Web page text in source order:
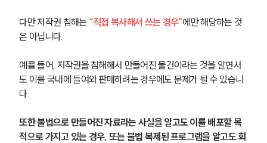
다만 저작권 침해는 “직접 복사해서 쓰는 경우”에만 해당하는 것
은 아닙니다.
예를 들어, 저작권을 침해해서 만들어진 물건이라는 것을 알면서
도 이를 국내에 들여와 판매하려는 경우에도 문제가 될 수 있습니
다.
또한 불법으로 만들어진 자료라는 사실을 알고도 이를 배포할 목
적으로 가지고 있는 경우, 또는 불법 복제된 프로그램을 알고도 회